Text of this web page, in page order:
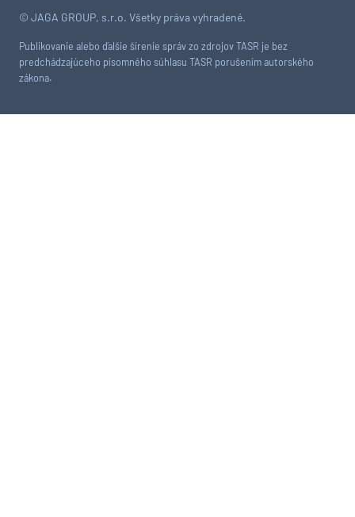
© JAGA GROUP, s.r.o. Všetky práva vyhradené.
Publikovanie alebo ďalšie šírenie správ zo zdrojov TASR je bez
predchádzajúceho písomného súhlasu TASR porušením autorského
zákona.